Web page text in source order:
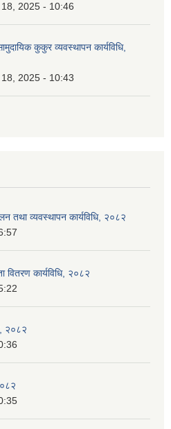
2025 - 10:46
कुकुर व्यवस्थापन कार्यविधि,
2025 - 10:43
तथा व्यवस्थापन कार्यविधि, २०८२
वितरण कार्यविधि, २०८२
२०८२